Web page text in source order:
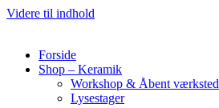
Videre til indhold
Forside
Shop – Keramik
Workshop & Åbent værksted
Lysestager